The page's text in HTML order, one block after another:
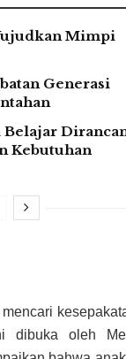
Mimpi
Generasi
Kebutuhan
dibuka oleh